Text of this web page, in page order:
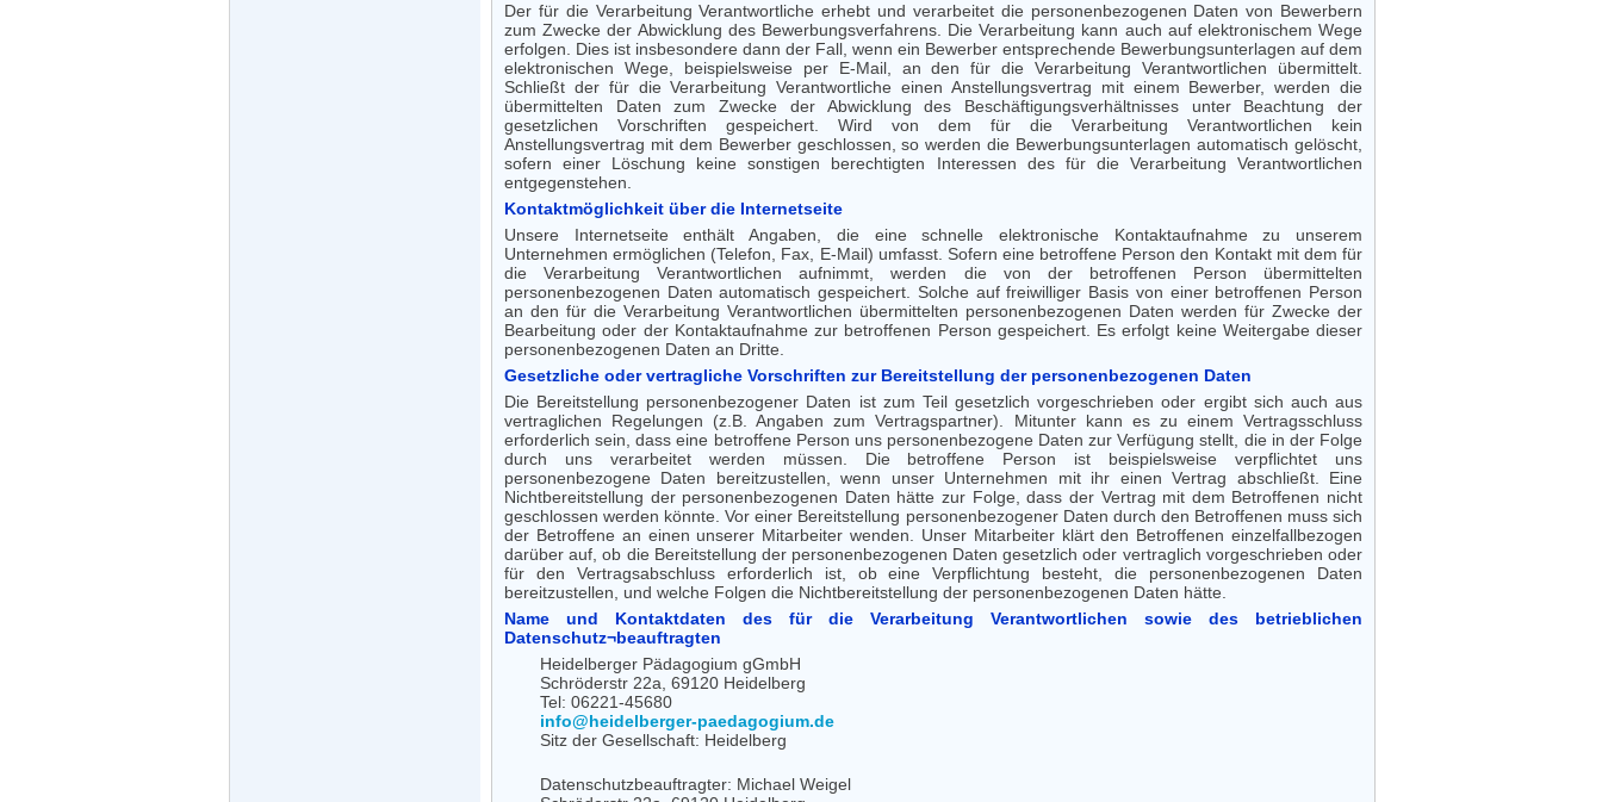
Der für die Verarbeitung Verantwortliche erhebt und verarbeitet die personenbezogenen Daten von Bewerbern
zum Zwecke der Abwicklung des Bewerbungsverfahrens. Die Verarbeitung kann auch auf elektronischem Wege
erfolgen. Dies ist insbesondere dann der Fall, wenn ein Bewerber entsprechende Bewerbungsunterlagen auf dem
elektronischen Wege, beispielsweise per E-Mail, an den für die Verarbeitung Verantwortlichen übermittelt.
Schließt der für die Verarbeitung Verantwortliche einen Anstellungsvertrag mit einem Bewerber, werden die
übermittelten Daten zum Zwecke der Abwicklung des Beschäftigungsverhältnisses unter Beachtung der
gesetzlichen Vorschriften gespeichert. Wird von dem für die Verarbeitung Verantwortlichen kein
Anstellungsvertrag mit dem Bewerber geschlossen, so werden die Bewerbungsunterlagen automatisch gelöscht,
sofern einer Löschung keine sonstigen berechtigten Interessen des für die Verarbeitung Verantwortlichen
entgegenstehen.
Kontaktmöglichkeit über die Internetseite
Unsere Internetseite enthält Angaben, die eine schnelle elektronische Kontaktaufnahme zu unserem
Unternehmen ermöglichen (Telefon, Fax, E-Mail) umfasst. Sofern eine betroffene Person den Kontakt mit dem für
die Verarbeitung Verantwortlichen aufnimmt, werden die von der betroffenen Person übermittelten
personenbezogenen Daten automatisch gespeichert. Solche auf freiwilliger Basis von einer betroffenen Person
an den für die Verarbeitung Verantwortlichen übermittelten personenbezogenen Daten werden für Zwecke der
Bearbeitung oder der Kontaktaufnahme zur betroffenen Person gespeichert. Es erfolgt keine Weitergabe dieser
personenbezogenen Daten an Dritte.
Gesetzliche oder vertragliche Vorschriften zur Bereitstellung der personenbezogenen Daten
Die Bereitstellung personenbezogener Daten ist zum Teil gesetzlich vorgeschrieben oder ergibt sich auch aus
vertraglichen Regelungen (z.B. Angaben zum Vertragspartner). Mitunter kann es zu einem Vertragsschluss
erforderlich sein, dass eine betroffene Person uns personenbezogene Daten zur Verfügung stellt, die in der Folge
durch uns verarbeitet werden müssen. Die betroffene Person ist beispielsweise verpflichtet uns
personenbezogene Daten bereitzustellen, wenn unser Unternehmen mit ihr einen Vertrag abschließt. Eine
Nichtbereitstellung der personenbezogenen Daten hätte zur Folge, dass der Vertrag mit dem Betroffenen nicht
geschlossen werden könnte. Vor einer Bereitstellung personenbezogener Daten durch den Betroffenen muss sich
der Betroffene an einen unserer Mitarbeiter wenden. Unser Mitarbeiter klärt den Betroffenen einzelfallbezogen
darüber auf, ob die Bereitstellung der personenbezogenen Daten gesetzlich oder vertraglich vorgeschrieben oder
für den Vertragsabschluss erforderlich ist, ob eine Verpflichtung besteht, die personenbezogenen Daten
bereitzustellen, und welche Folgen die Nichtbereitstellung der personenbezogenen Daten hätte.
Name und Kontaktdaten des für die Verarbeitung Verantwortlichen sowie des betrieblichen
Datenschutz¬beauftragten
Heidelberger Pädagogium gGmbH
Schröderstr 22a, 69120 Heidelberg
Tel: 06221-45680
info@heidelberger-paedagogium.de
Sitz der Gesellschaft: Heidelberg
Datenschutzbeauftragter: Michael Weigel